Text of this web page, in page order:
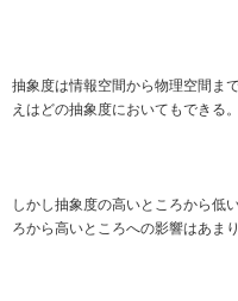
抽象度は情報空間から物理空間ま
えはどの抽象度においてもできる。
しかし抽象度の高いところから低
ろから高いところへの影響はあま